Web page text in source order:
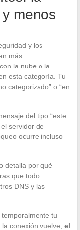
menos
y los
más
la nube o la
esta categoría. Tu
categorizado” o “en
del tipo “este
servidor de
ocurre incluso
detalla por qué
que todo
DNS y las
tu
conexión vuelve, el